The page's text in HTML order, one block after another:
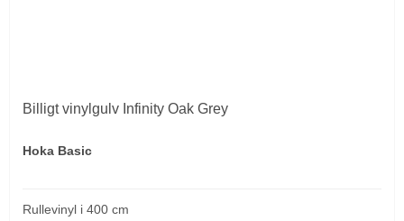
Billigt vinylgulv Infinity Oak Grey
Hoka Basic
Rullevinyl i 400 cm